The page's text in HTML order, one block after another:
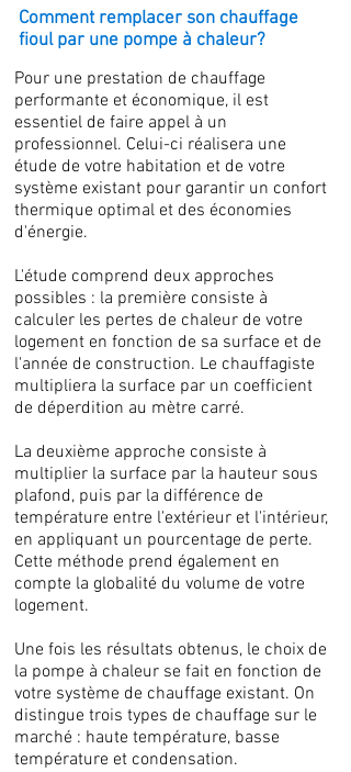
Comment remplacer son chauffage
fioul par une pompe à chaleur?
Pour une prestation de chauffage
performante et économique, il est
essentiel de faire appel à un
professionnel. Celui-ci réalisera une
étude de votre habitation et de votre
système existant pour garantir un confort
thermique optimal et des économies
d'énergie.
L'étude comprend deux approches
possibles : la première consiste à
calculer les pertes de chaleur de votre
logement en fonction de sa surface et de
l'année de construction. Le chauffagiste
multipliera la surface par un coefficient
de déperdition au mètre carré.
La deuxième approche consiste à
multiplier la surface par la hauteur sous
plafond, puis par la différence de
température entre l'extérieur et l'intérieur,
en appliquant un pourcentage de perte.
Cette méthode prend également en
compte la globalité du volume de votre
logement.
Une fois les résultats obtenus, le choix de
la pompe à chaleur se fait en fonction de
votre système de chauffage existant. On
distingue trois types de chauffage sur le
marché : haute température, basse
température et condensation.